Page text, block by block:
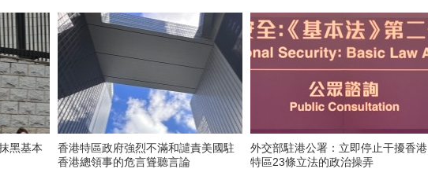
黑基本
香港特區政府強烈不滿和譴責美國駐
香港總領事的危言聳聽言論
外交部駐港公署：立即停止干擾香港
特區23條立法的政治操弄